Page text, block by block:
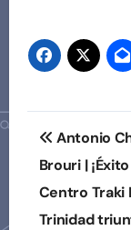
de
Antonio
Brouri |
Centro Traki
Trinidad